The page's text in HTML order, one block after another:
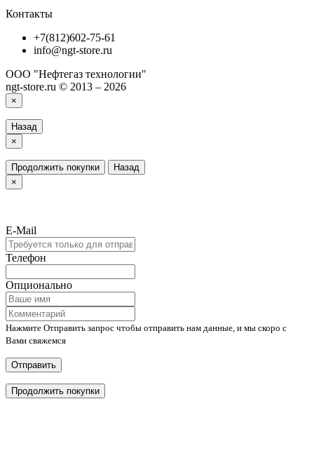
Контакты
+7(812)602-75-61
info@ngt-store.ru
ООО "Нефтегаз технологии"
ngt-store.ru © 2013 – 2026
×
Назад
×
Продолжить покупки
Назад
×
E-Mail
Телефон
Опционально
Нажмите Отправить запрос чтобы отправить нам данные, и мы скоро с
Вами свяжемся
Отправить
Продолжить покупки